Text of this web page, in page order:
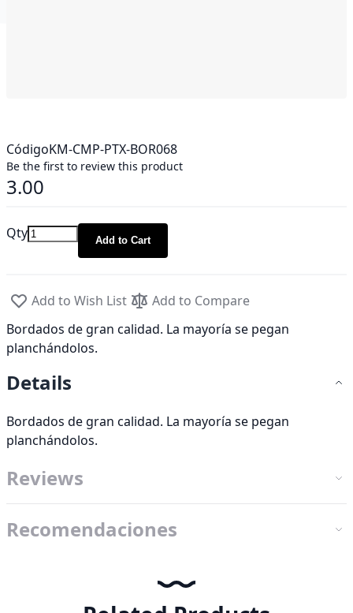
CódigoKM-CMP-PTX-BOR068
Be the first to review this product
3.00
Qty Add to Cart
Add to Wish List
Add to Compare
Bordados de gran calidad. La mayoría se pegan
planchándolos.
Details
Bordados de gran calidad. La mayoría se pegan
planchándolos.
Reviews
Recomendaciones